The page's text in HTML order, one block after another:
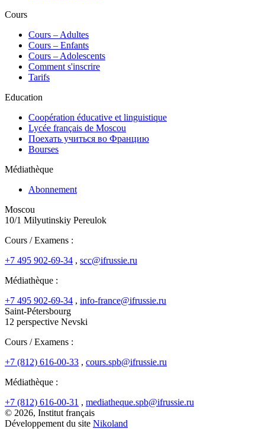
Cours
Сours – Adultes
Cours – Enfants
Cours – Adolescents
Comment s'inscrire
Tarifs
Education
Coopération éducative et linguistique
Lycée français de Moscou
Поехать учиться во Францию
Bourses
Médiathèque
Abonnement
Moscou
10/1 Milyutinskiy Pereulok
Cours / Examens :
+7 495 902-69-34 , scc@ifrussie.ru
Médiathèque :
+7 495 902-69-34 , info-france@ifrussie.ru
Saint-Pétersbourg
12 perspective Nevski
Cours / Examens :
+7 (812) 616-00-33 , cours.spb@ifrussie.ru
Médiathèque :
+7 (812) 616-00-31 , mediatheque.spb@ifrussie.ru
© 2026, Institut français
Développement du site Nikoland